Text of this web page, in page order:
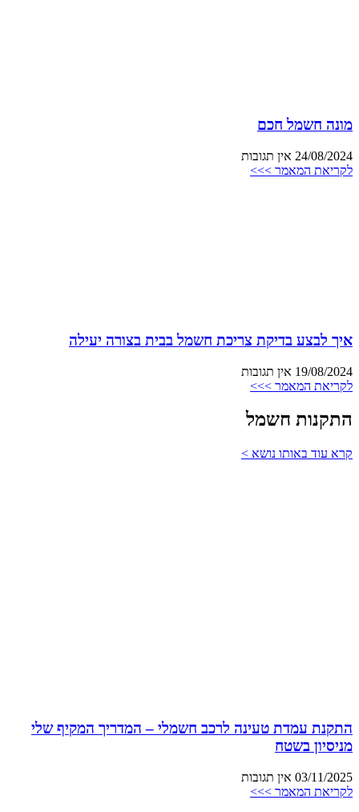
מונה חשמל חכם
24/08/2024 אין תגובות
לקריאת המאמר >>>
איך לבצע בדיקת צריכת חשמל בבית בצורה יעילה
19/08/2024 אין תגובות
לקריאת המאמר >>>
התקנות חשמל
קרא עוד באותו נושא >
התקנת עמדת טעינה לרכב חשמלי – המדריך המקיף שלי
מניסיון בשטח
03/11/2025 אין תגובות
לקריאת המאמר >>>